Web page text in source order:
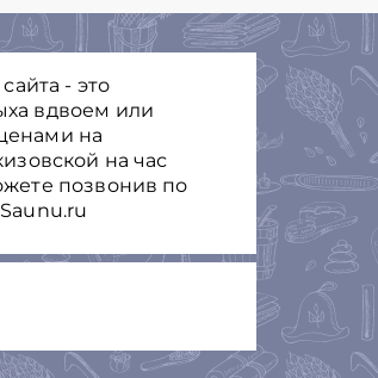
- это
вдвоем или
на
на час
позвонив по